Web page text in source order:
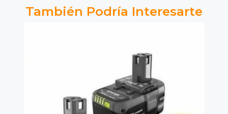
También Podría Interesarte